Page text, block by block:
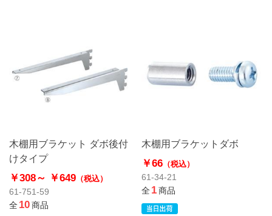
木棚用ブラケット ダボ後付
けタイプ
￥308～ ￥649 （税込）
61-751-59
全10商品
木棚用ブラケットダボ
￥66（税込）
61-34-21
全1商品